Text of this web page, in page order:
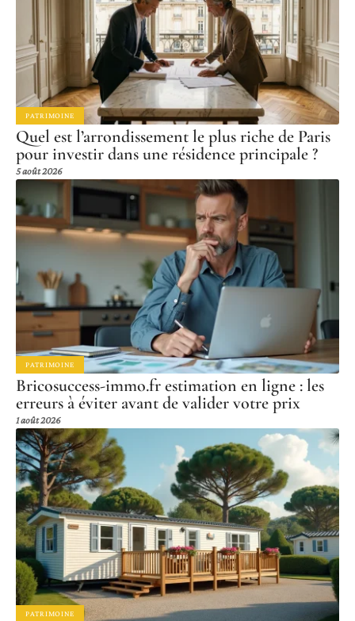
PATRIMOINE
Quel est l’arrondissement le plus riche de Paris
pour investir dans une résidence principale ?
5 août 2026
PATRIMOINE
Bricosuccess-immo.fr estimation en ligne : les
erreurs à éviter avant de valider votre prix
1 août 2026
PATRIMOINE